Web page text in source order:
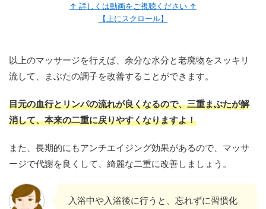
↑ 詳しくは動画をご視聴ください ↑
【上にスクロール】
以上のマッサージを行えば、余分な水分と老廃物をスッキリ
流して、まぶたの調子を改善することができます。
目元の血行とリンパの流れが良くなるので、三重まぶたが解
消して、本来の二重に戻りやすくなりますよ！
また、長期的にもアンチエイジング効果があるので、マッサ
ージで代謝を良くして、綺麗な二重に改善しましょう。
入浴中や入浴後に行うと、忘れずに習慣化